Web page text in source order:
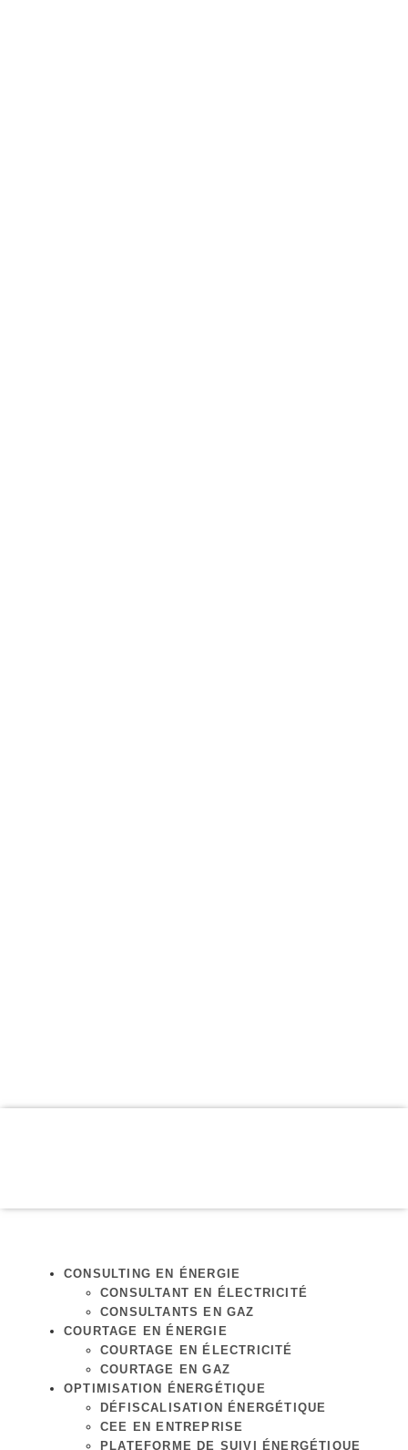
CONSULTING EN ÉNERGIE
CONSULTANT EN ÉLECTRICITÉ
CONSULTANTS EN GAZ
COURTAGE EN ÉNERGIE
COURTAGE EN ÉLECTRICITÉ
COURTAGE EN GAZ
OPTIMISATION ÉNERGÉTIQUE
DÉFISCALISATION ÉNERGÉTIQUE
CEE EN ENTREPRISE
PLATEFORME DE SUIVI ÉNERGÉTIQUE